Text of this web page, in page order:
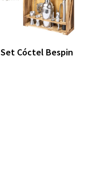
Set Cóctel Bespin